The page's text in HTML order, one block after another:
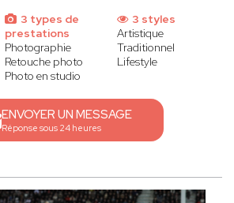
3 types de
prestations
Photographie
Retouche photo
Photo en studio
3 styles
Artistique
Traditionnel
Lifestyle
ENVOYER UN MESSAGE
Réponse sous 24 heures